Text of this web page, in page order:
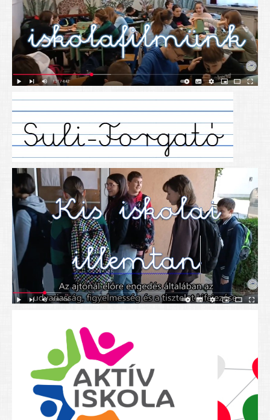
UNESCO Társult Iskola
Sportversenyek
Tanulmányi versenyek
Alapítványunk
Nyitva tartás
SZÜLŐKNEK
Google Tanterem, Classroom - útmutató diákoknak
Tanév rendje
Étkezés befizetése
Étlap
eKréta
Diákigazolvány igénylése
Mindennapos testnevelés
Tartós tankönyvek
Nyolcadikosainknak
Kréta szülői segédlet
Felsős taneszközlista
BEISKOLÁZÁS 2026